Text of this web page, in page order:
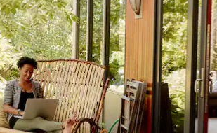
bas pour les parcourir ou en appuyant et en